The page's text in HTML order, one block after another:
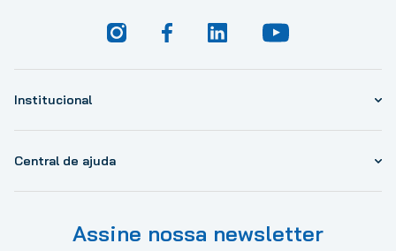
Institucional
Central de ajuda
Assine nossa newsletter